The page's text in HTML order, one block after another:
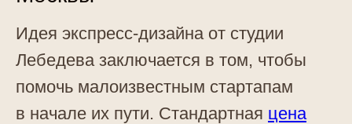
Идея экспресс-дизайна от студии
Лебедева заключается в том, чтобы
помочь малоизвестным стартапам
в начале их пути. Стандартная цена